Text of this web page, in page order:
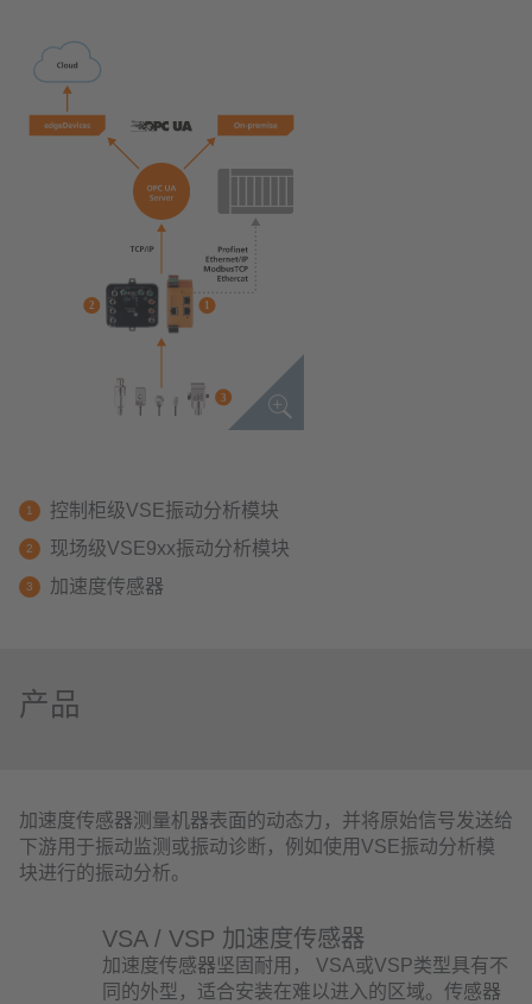
控制柜级VSE振动分析模块
现场级VSE9xx振动分析模块
加速度传感器
产品
加速度传感器测量机器表面的动态力，并将原始信号发送给
下游用于振动监测或振动诊断，例如使用VSE振动分析模
块进行的振动分析。
VSA / VSP 加速度传感器
加速度传感器坚固耐用， VSA或VSP类型具有不
同的外型，适合安装在难以进入的区域。传感器